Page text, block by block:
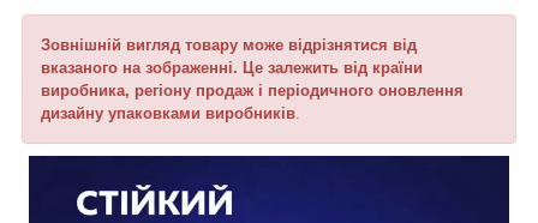
Зовнішній вигляд товару може відрізнятися від
вказаного на зображенні. Це залежить від країни
виробника, регіону продаж і періодичного оновлення
дизайну упаковками виробників